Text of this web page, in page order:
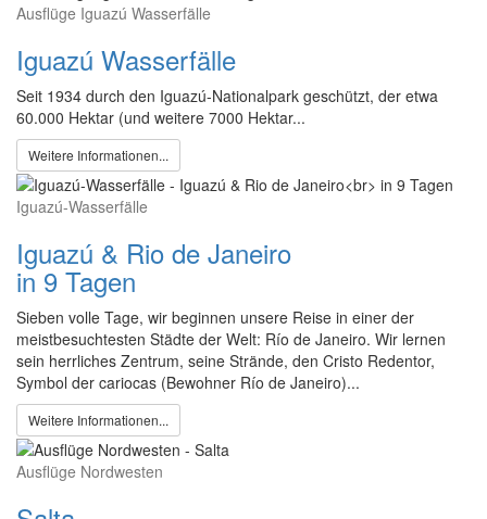
Ausflüge Iguazú Wasserfälle
Iguazú Wasserfälle
Seit 1934 durch den Iguazú-Nationalpark geschützt, der etwa
60.000 Hektar (und weitere 7000 Hektar...
Weitere Informationen...
Iguazú-Wasserfälle
Iguazú & Rio de Janeiro
in 9 Tagen
Sieben volle Tage, wir beginnen unsere Reise in einer der
meistbesuchtesten Städte der Welt: Río de Janeiro. Wir lernen
sein herrliches Zentrum, seine Strände, den Cristo Redentor,
Symbol der cariocas (Bewohner Río de Janeiro)...
Weitere Informationen...
Ausflüge Nordwesten